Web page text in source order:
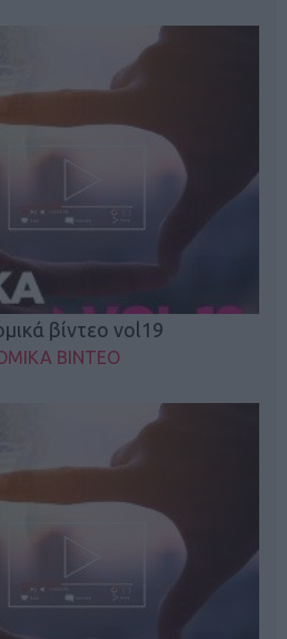
βίντεο vol19
ΒΙΝΤΕΟ